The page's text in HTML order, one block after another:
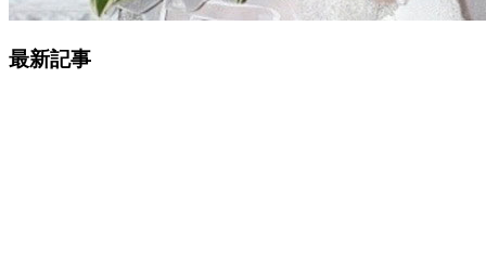
最新記事